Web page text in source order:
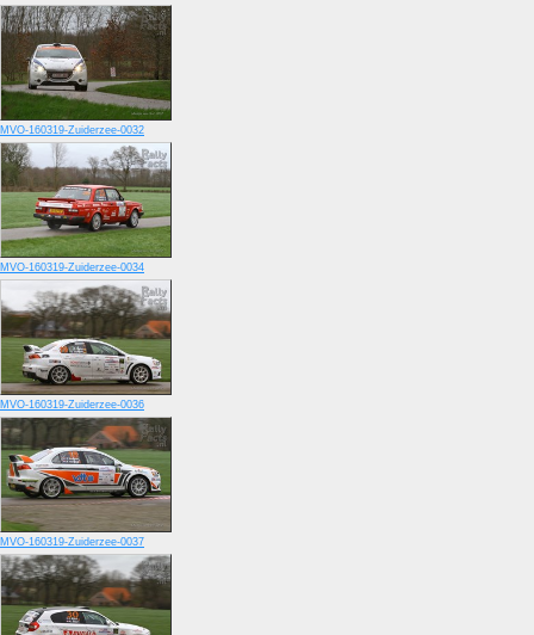
MVO-160319-Zuiderzee-0032
MVO-160319-Zuiderzee-0034
MVO-160319-Zuiderzee-0036
MVO-160319-Zuiderzee-0037